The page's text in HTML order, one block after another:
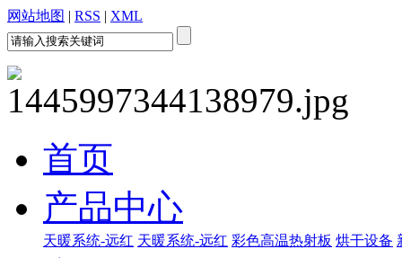
网站地图 | RSS | XML
首页
产品中心
天暖系统-远红 天暖系统-远红 彩色高温热射板 烘干设备